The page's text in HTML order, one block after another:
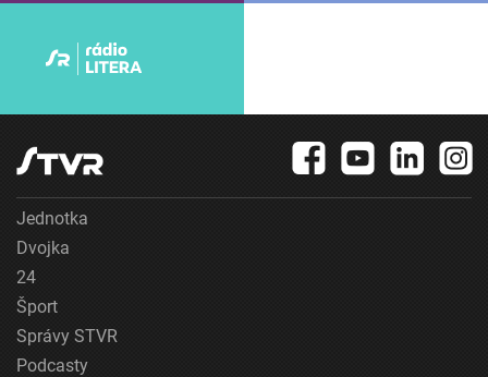
Jednotka
Dvojka
24
Šport
Správy STVR
Podcasty